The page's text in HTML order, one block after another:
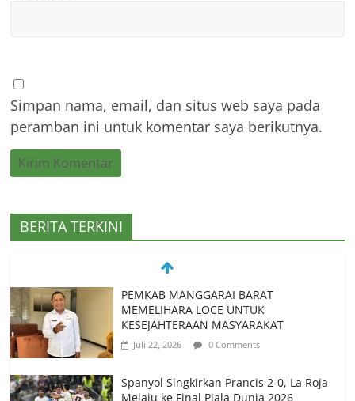
Simpan nama, email, dan situs web saya pada
peramban ini untuk komentar saya berikutnya.
BERITA TERKINI
Spanyol Singkirkan Prancis 2-0, La Roja
Melaju ke Final Piala Dunia 2026
Juli 15, 2026 0 Comments
Perebutkan Tiket Final Piala Dunia 2026